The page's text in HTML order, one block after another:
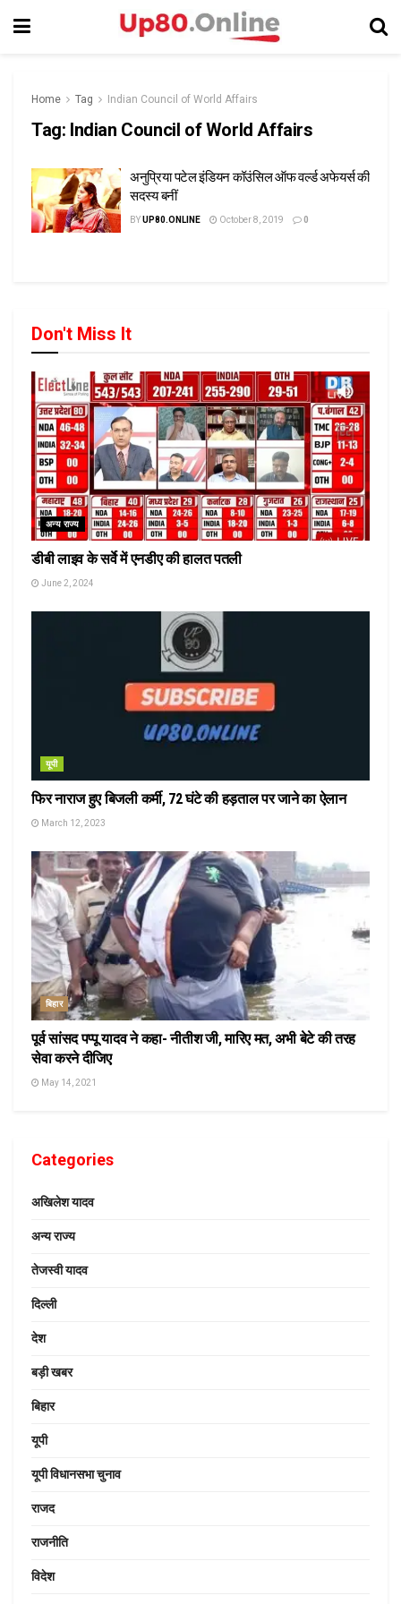
Home Tag Indian Council of World Affairs
Tag: Indian Council of World Affairs
अनुप्रिया पटेल इंडियन कॉउंसिल ऑफ वर्ल्ड अफेयर्स की
सदस्य बनीं
BYUP80.ONLINE October 8, 2019 0
Don't Miss It
अन्य राज्य
डीबी लाइव के सर्वे में एनडीए की हालत पतली
June 2, 2024
यूपी
फिर नाराज हुए बिजली कर्मी, 72 घंटे की हड़ताल पर जाने का ऐलान
March 12, 2023
बिहार
पूर्व सांसद पप्पू यादव ने कहा- नीतीश जी, मारिए मत, अभी बेटे की तरह
सेवा करने दीजिए
May 14, 2021
Categories
अखिलेश यादव
अन्य राज्य
तेजस्वी यादव
दिल्ली
देश
बड़ी खबर
बिहार
यूपी
यूपी विधानसभा चुनाव
राजद
राजनीति
विदेश